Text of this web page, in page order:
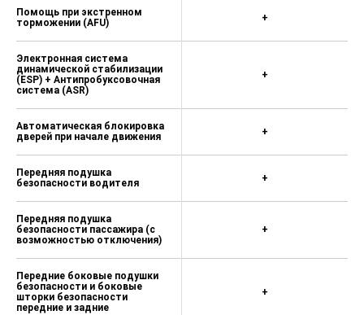
Помощь при экстренном
торможении (AFU)
Электронная система
динамической стабилизации
(ESP) + Антипробуксовочная
система (ASR)
Автоматическая блокировка
дверей при начале движения
Передняя подушка
безопасности водителя
Передняя подушка
безопасности пассажира (c
возможностью отключения)
Передние боковые подушки
безопасности и боковые
шторки безопасности
передние и задние
+
+
+
+
+
+